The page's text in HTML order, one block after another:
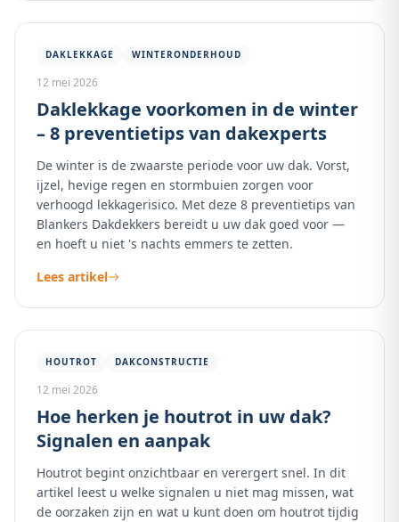
DAKLEKKAGE WINTERONDERHOUD
12 mei 2026
Daklekkage voorkomen in de winter
– 8 preventietips van dakexperts
De winter is de zwaarste periode voor uw dak. Vorst,
ijzel, hevige regen en stormbuien zorgen voor
verhoogd lekkagerisico. Met deze 8 preventietips van
Blankers Dakdekkers bereidt u uw dak goed voor —
en hoeft u niet 's nachts emmers te zetten.
Lees artikel
HOUTROT DAKCONSTRUCTIE
12 mei 2026
Hoe herken je houtrot in uw dak?
Signalen en aanpak
Houtrot begint onzichtbaar en verergert snel. In dit
artikel leest u welke signalen u niet mag missen, wat
de oorzaken zijn en wat u kunt doen om houtrot tijdig